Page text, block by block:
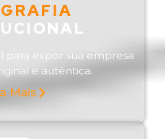
para expor sua empresa
e autêntica.
Mais